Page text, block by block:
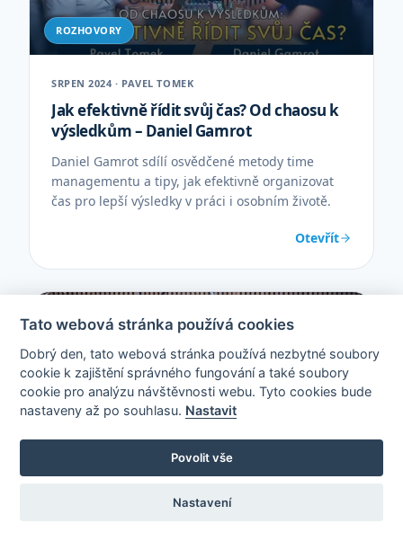
ROZHOVORY
SRPEN 2024 · PAVEL TOMEK
Jak efektivně řídit svůj čas? Od chaosu k
výsledkům – Daniel Gamrot
Daniel Gamrot sdílí osvědčené metody time
managementu a tipy, jak efektivně organizovat
čas pro lepší výsledky v práci i osobním životě.
Otevřít
SRPEN 2024 · PAVEL TOMEK
Nemovitosti nebo krypto? Jak investují
Tato webová stránka používá cookies
Dobrý den, tato webová stránka používá nezbytné soubory
cookie k zajištění správného fungování a také soubory
cookie pro analýzu návštěvnosti webu. Tyto cookies bude
nastaveny až po souhlasu. Nastavit
Povolit vše
Nastavení